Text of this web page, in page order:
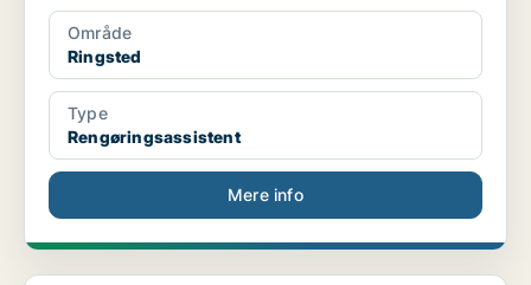
Område
Ringsted
Type
Rengøringsassistent
Mere info